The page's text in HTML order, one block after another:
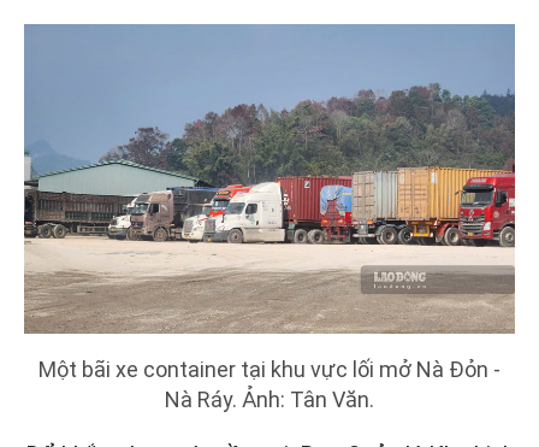
Một bãi xe container tại khu vực lối mở Nà Đỏn -
Nà Ráy. Ảnh: Tân Văn.